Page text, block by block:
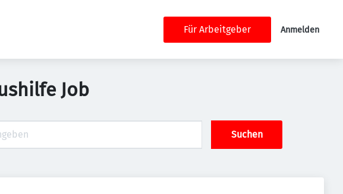
Für Arbeitgeber Anmelden
Job
Suchen